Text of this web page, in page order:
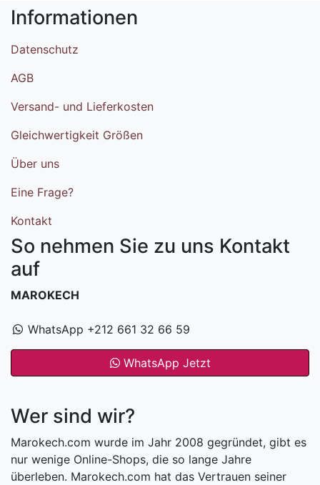
Informationen
Datenschutz
AGB
Versand- und Lieferkosten
Gleichwertigkeit Größen
Über uns
Eine Frage?
Kontakt
So nehmen Sie zu uns Kontakt
auf
MAROKECH
WhatsApp +212 661 32 66 59
WhatsApp Jetzt
Wer sind wir?
Marokech.com wurde im Jahr 2008 gegründet, gibt es
nur wenige Online-Shops, die so lange Jahre
überleben. Marokech.com hat das Vertrauen seiner